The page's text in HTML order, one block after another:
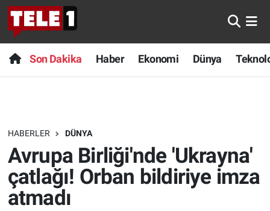
Son Dakika Haber Ekonomi Dünya
HABERLER DÜNYA
Avrupa Birliği'nde 'Ukrayna'
çatlağı! Orban bildiriye imza
atmadı
Anında Manşet
Başka Sohbetler
Bilim turu
Bilim ve Teknoloji Evreni
Doğa Konuşuyor
Son Dakika
Haber
Dünya
Teknoloji
Sağlık
Nöbetçi Eczaneler
Hava Durumu
Trafik Durumu
Süper Lig Puan Durumu ve Fikstür
Tüm Manşetler